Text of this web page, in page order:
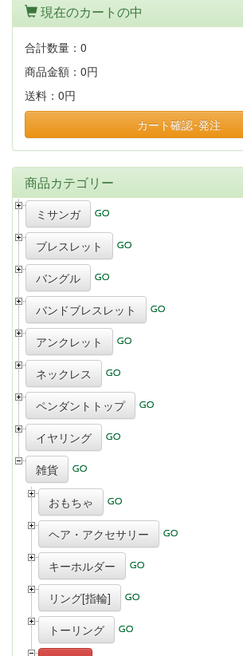
現在のカートの中
合計数量： 0
商品金額： 0円
送料： 0円
カート確認･発注
商品カテゴリー
ミサンガ
ブレスレット
バングル
バンドブレスレット
アンクレット
ネックレス
ペンダントトップ
イヤリング
雑貨
おもちゃ
ヘア・アクセサリー
キーホルダー
リング[指輪]
トーリング